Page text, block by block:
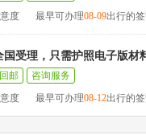
度 最早可办理08-09出行的
国受理，只需护照电子版材
邮
咨询服务
度 最早可办理08-12出行的